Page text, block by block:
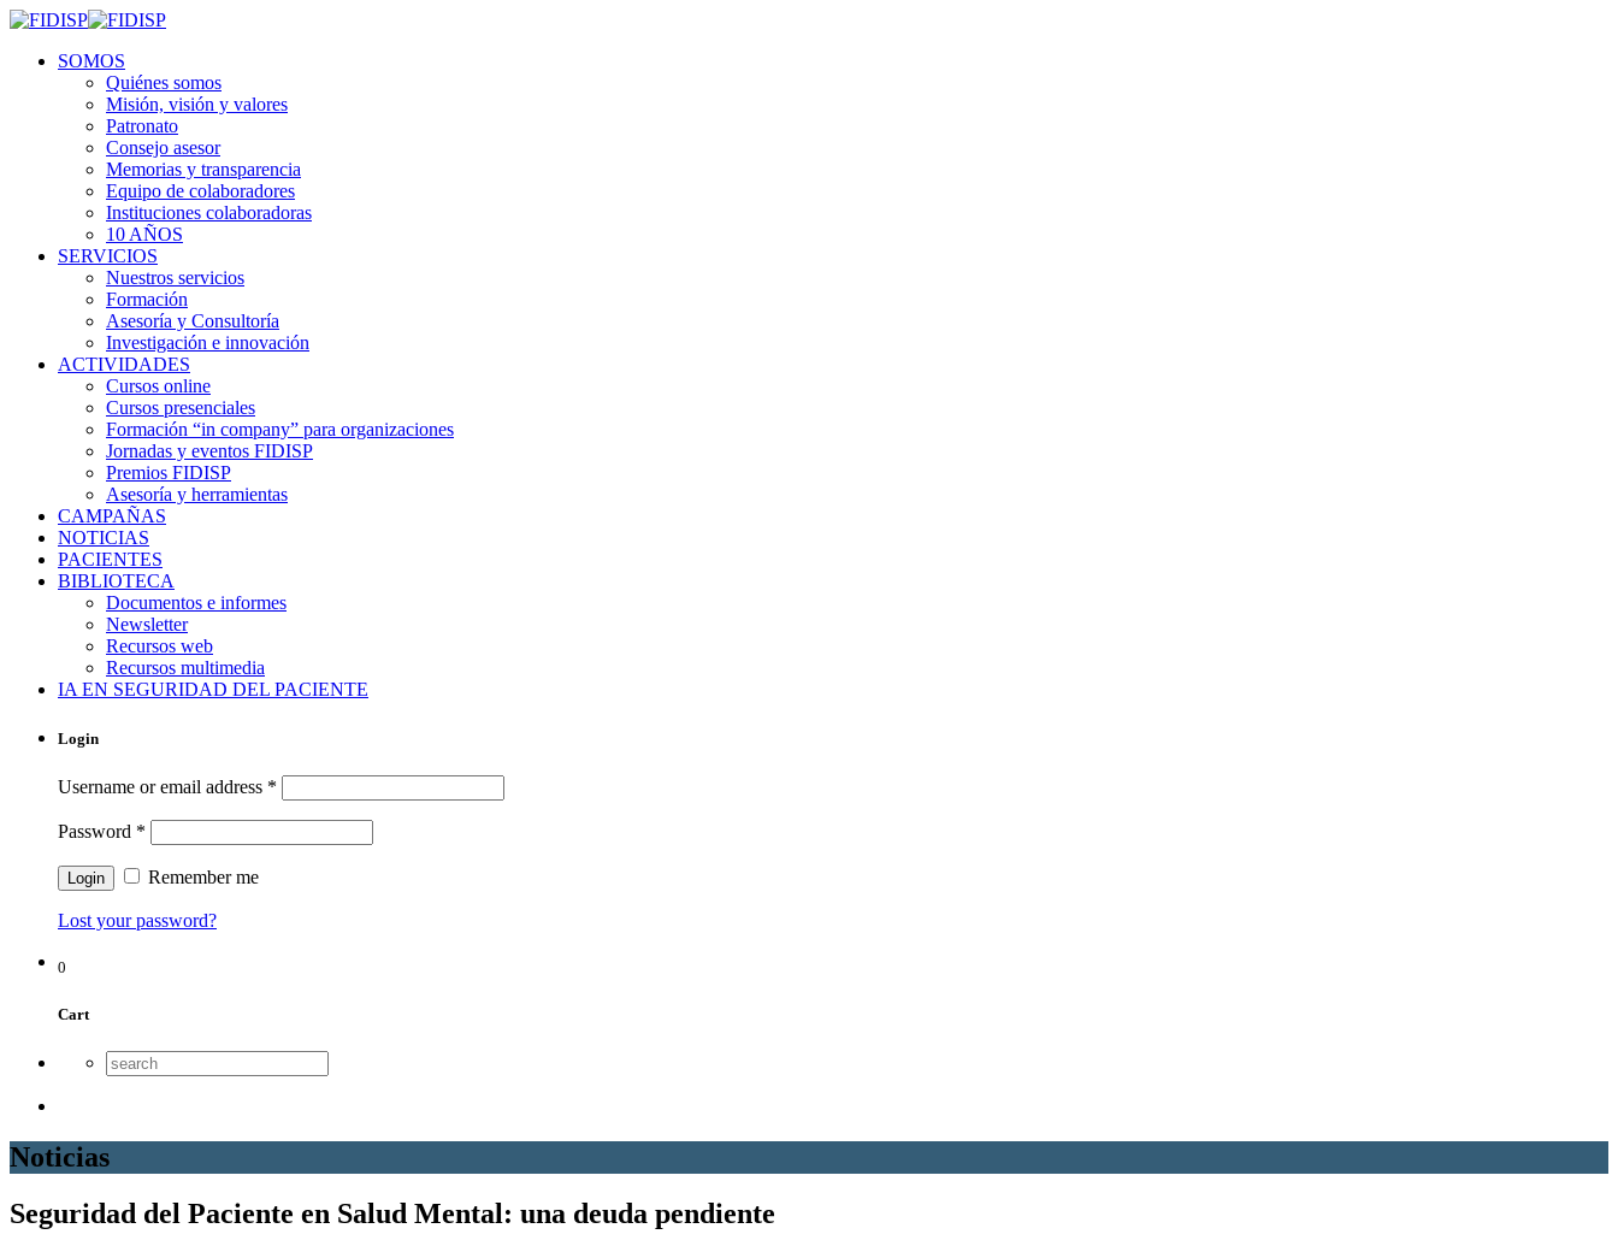
SOMOS
Quiénes somos
Misión, visión y valores
Patronato
Consejo asesor
Memorias y transparencia
Equipo de colaboradores
Instituciones colaboradoras
10 AÑOS
SERVICIOS
Nuestros servicios
Formación
Asesoría y Consultoría
Investigación e innovación
ACTIVIDADES
Cursos online
Cursos presenciales
Formación “in company” para organizaciones
Jornadas y eventos FIDISP
Premios FIDISP
Asesoría y herramientas
CAMPAÑAS
NOTICIAS
PACIENTES
BIBLIOTECA
Documentos e informes
Newsletter
Recursos web
Recursos multimedia
IA EN SEGURIDAD DEL PACIENTE
Login
Username or email address *
Password *
Remember me
Lost your password?
0
Cart
Noticias
Seguridad del Paciente en Salud Mental: una deuda pendiente